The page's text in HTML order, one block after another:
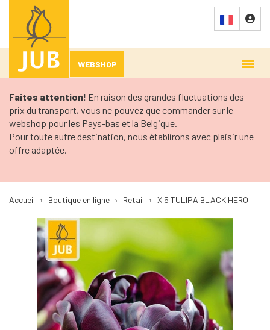
WEBSHOP
Faites attention! En raison des grandes fluctuations des
prix du transport, vous ne pouvez que commander sur le
webshop pour les Pays-bas et la Belgique.
Pour toute autre destination, nous établirons avec plaisir une
offre adaptée.
Accueil › Boutique en ligne › Retail › X 5 TULIPA BLACK HERO